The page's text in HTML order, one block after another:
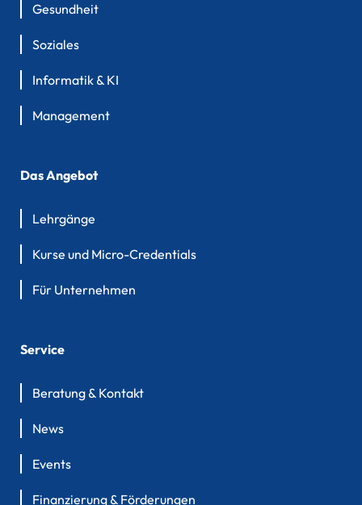
Gesundheit
Soziales
Informatik & KI
Management
Das Angebot
Lehrgänge
Kurse und Micro-Credentials
Für Unternehmen
Service
Beratung & Kontakt
News
Events
Finanzierung & Förderungen